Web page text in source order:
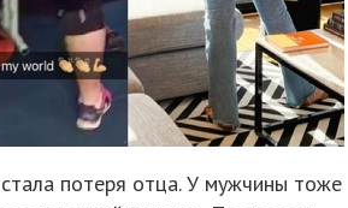
потеря отца. У мужчины тоже